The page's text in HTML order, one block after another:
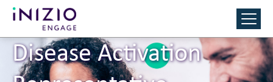
Disease Activation